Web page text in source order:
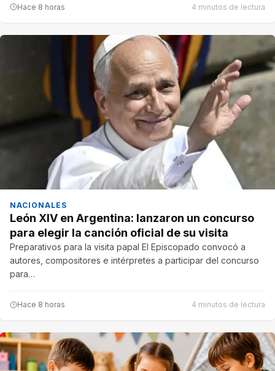
Hace 8 horas 4 minutos de lectura
NACIONALES
León XIV en Argentina: lanzaron un concurso
para elegir la canción oficial de su visita
Preparativos para la visita papal El Episcopado convocó a
autores, compositores e intérpretes a participar del concurso
para…
Hace 8 horas 4 minutos de lectura